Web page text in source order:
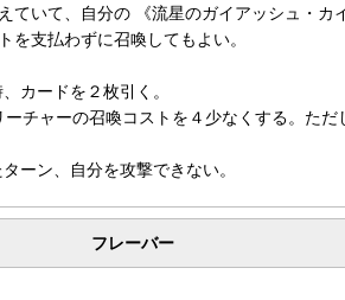
ていて、自分の 《流星のガイアッシュ・カ
を支払わずに召喚してもよい。
カードを２枚引く。
チャーの召喚コストを４少なくする。ただ
ーン、自分を攻撃できない。
フレーバー